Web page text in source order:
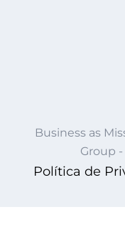
Business as
Group -
Política de